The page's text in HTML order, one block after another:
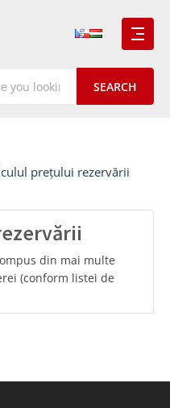
prețului rezervării
din mai multe
(conform listei de